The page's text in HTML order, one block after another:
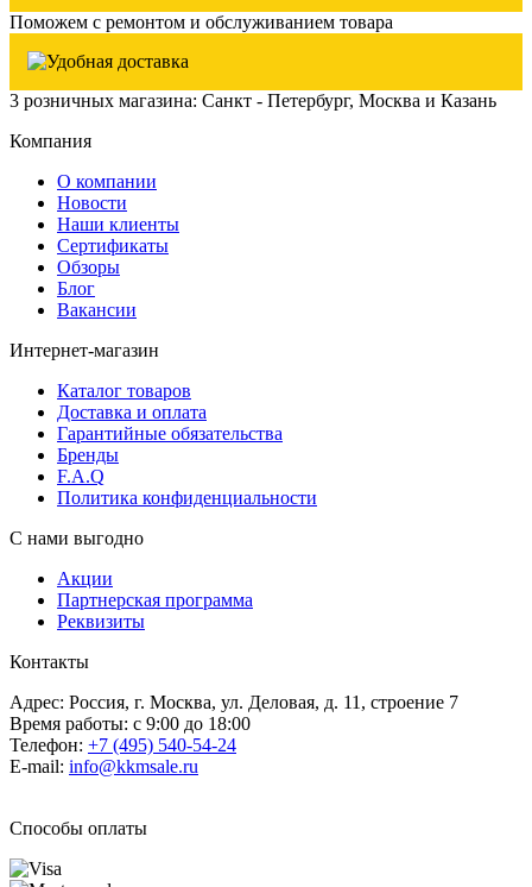
Поможем с ремонтом и обслуживанием товара
3 розничных магазина: Санкт - Петербург, Москва и Казань
Компания
О компании
Новости
Наши клиенты
Сертификаты
Обзоры
Блог
Вакансии
Интернет-магазин
Каталог товаров
Доставка и оплата
Гарантийные обязательства
Бренды
F.A.Q
Политика конфиденциальности
С нами выгодно
Акции
Партнерская программа
Реквизиты
Контакты
Адрес: Россия, г. Москва, ул. Деловая, д. 11, строение 7
Время работы: с 9:00 до 18:00
Телефон: +7 (495) 540-54-24
E-mail: info@kkmsale.ru
Способы оплаты